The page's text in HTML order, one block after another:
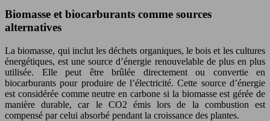
Biomasse et biocarburants comme sources
alternatives
La biomasse, qui inclut les déchets organiques, le bois et les cultures
énergétiques, est une source d’énergie renouvelable de plus en plus
utilisée. Elle peut être brûlée directement ou convertie en
biocarburants pour produire de l’électricité. Cette source d’énergie
est considérée comme neutre en carbone si la biomasse est gérée de
manière durable, car le CO2 émis lors de la combustion est
compensé par celui absorbé pendant la croissance des plantes.